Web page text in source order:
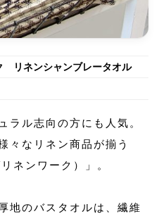
リネンシャンブレータオル
ラル志向の方にも人気。
々なリネン商品が揃う
ネンワーク）」。
地のバスタオルは、繊維